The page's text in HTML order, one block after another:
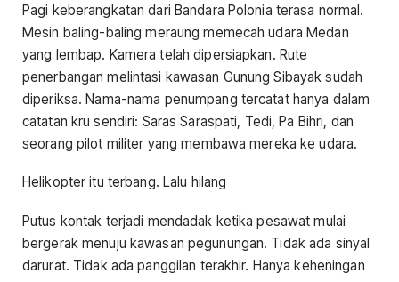
Pagi keberangkatan dari Bandara Polonia terasa normal.
Mesin baling-baling meraung memecah udara Medan
yang lembap. Kamera telah dipersiapkan. Rute
penerbangan melintasi kawasan Gunung Sibayak sudah
diperiksa. Nama-nama penumpang tercatat hanya dalam
catatan kru sendiri: Saras Saraspati, Tedi, Pa Bihri, dan
seorang pilot militer yang membawa mereka ke udara.
Helikopter itu terbang. Lalu hilang
Putus kontak terjadi mendadak ketika pesawat mulai
bergerak menuju kawasan pegunungan. Tidak ada sinyal
darurat. Tidak ada panggilan terakhir. Hanya keheningan